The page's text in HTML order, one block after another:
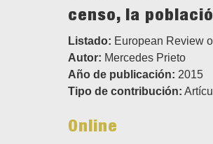
censo, la
Listado: European Review
Autor: Mercedes Prieto
Año de publicación: 2015
Tipo de contribución:
Online